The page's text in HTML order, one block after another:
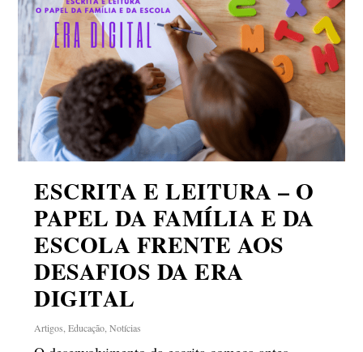
ESCRITA E LEITURA – O
PAPEL DA FAMÍLIA E DA
ESCOLA FRENTE AOS
DESAFIOS DA ERA
DIGITAL
Artigos ,Educação ,Notícias